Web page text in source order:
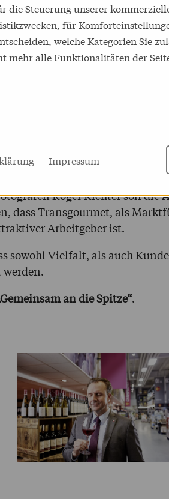
Roger Richter soll die
dass Transgourmet, als
Arbeitgeber ist.
sowohl Vielfalt, als auch
an die Spitze“.
die Steuerung unserer
für
welche Kategorien Sie
mehr alle Funktionalitäten der
Impressum